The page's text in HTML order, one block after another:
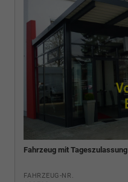
Fahrzeug mit Tageszulassung
FAHRZEUG-NR.